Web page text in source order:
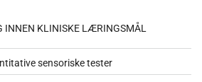
INNEN KLINISKE LÆRINGSMÅL
sensoriske tester